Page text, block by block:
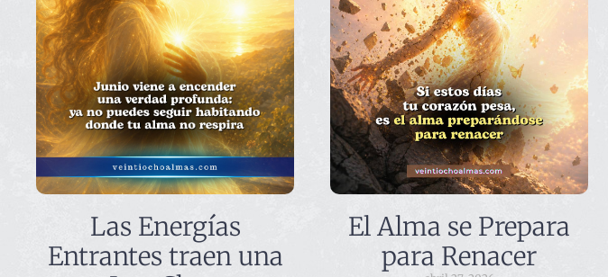
Las Energías
Entrantes traen una
El Alma se Prepara
para Renacer